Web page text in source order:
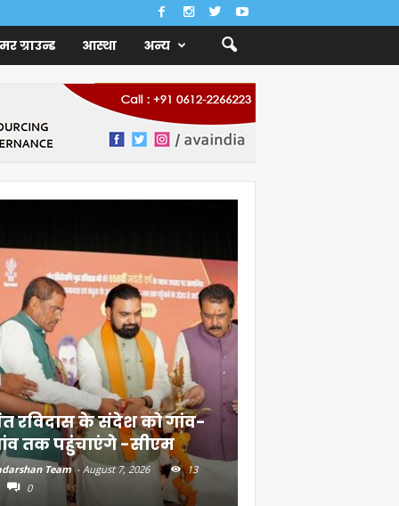
ग्राउन्ड आस्था अन्य
रविदास के संदेश को गांव-
तक पहुंचाएंगे -सीएम
Team - August 7, 2026
13
0